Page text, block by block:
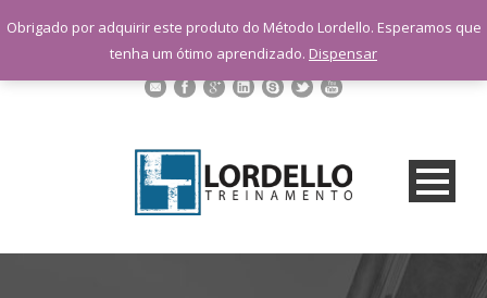
sac@lordellotreinamento.com.br
+55 11 9 1398-3091
Obrigado por adquirir este produto do Método Lordello. Esperamos que
tenha um ótimo aprendizado. Dispensar